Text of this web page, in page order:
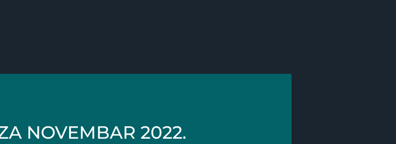
NOVEMBAR 2022.